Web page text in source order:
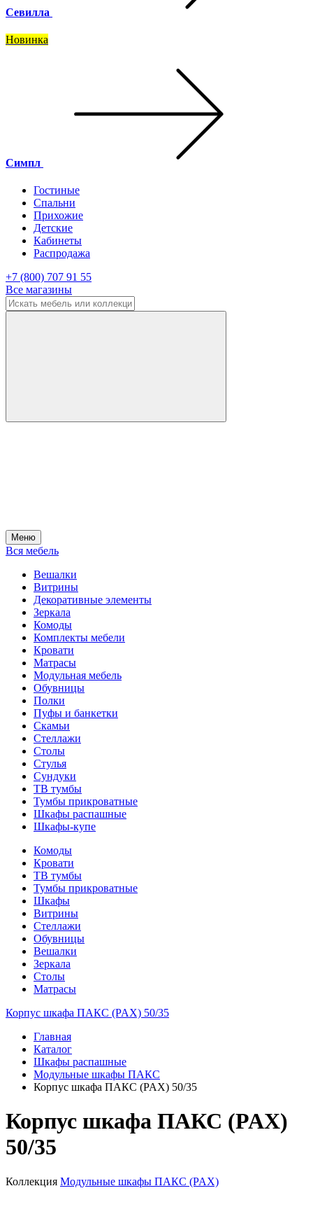
Севилла
Новинка
Симпл
Гостиные
Спальни
Прихожие
Детские
Кабинеты
Распродажа
+7 (800) 707 91 55
Все магазины
Меню
Вся мебель
Вешалки
Витрины
Декоративные элементы
Зеркала
Комоды
Комплекты мебели
Кровати
Матрасы
Модульная мебель
Обувницы
Полки
Пуфы и банкетки
Скамьи
Стеллажи
Столы
Стулья
Сундуки
ТВ тумбы
Тумбы прикроватные
Шкафы распашные
Шкафы-купе
Комоды
Кровати
ТВ тумбы
Тумбы прикроватные
Шкафы
Витрины
Стеллажи
Обувницы
Вешалки
Зеркала
Столы
Матрасы
Корпус шкафа ПАКС (PAX) 50/35
Главная
Каталог
Шкафы распашные
Модульные шкафы ПАКС
Корпус шкафа ПАКС (PAX) 50/35
Корпус шкафа ПАКС (PAX)
50/35
Коллекция Модульные шкафы ПАКС (PAX)